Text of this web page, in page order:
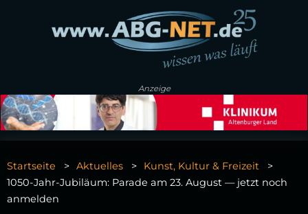
Anzeige
Startseite Aktuelles
Kunst, Kultur & Freizeit
1050‑Jahr‑Jubiläum: Parade am 23. August — jetzt noch
anmelden